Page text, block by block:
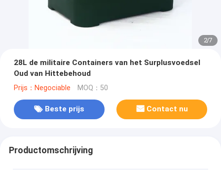
2/7
28L de militaire Containers van het Surplusvoedsel
Oud van Hittebehoud
Prijs：Negociable MOQ：50
Beste prijs Contact nu
Productomschrijving